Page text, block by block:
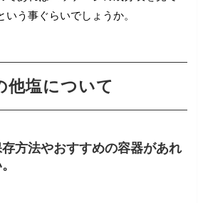
う事ぐらいでしょうか。
他塩について
方法やおすすめの容器があれ